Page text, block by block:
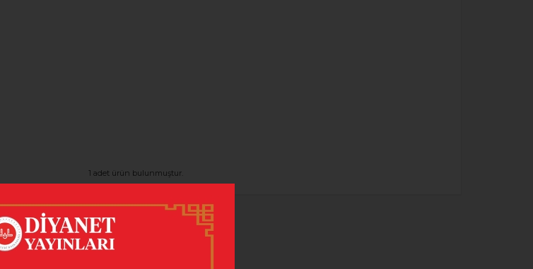
1 adet ürün bulunmuştur.